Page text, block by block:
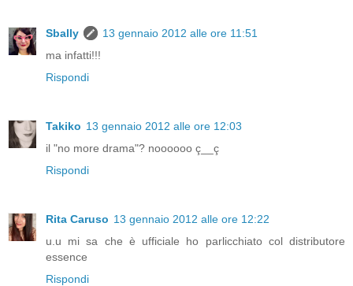
Sbally
13 gennaio 2012 alle ore 11:51
ma infatti!!!
Rispondi
Takiko 13 gennaio 2012 alle ore 12:03
il "no more drama"? noooooo ç__ç
Rispondi
Rita Caruso 13 gennaio 2012 alle ore 12:22
u.u mi sa che è ufficiale ho parlicchiato col distributore
essence
Rispondi